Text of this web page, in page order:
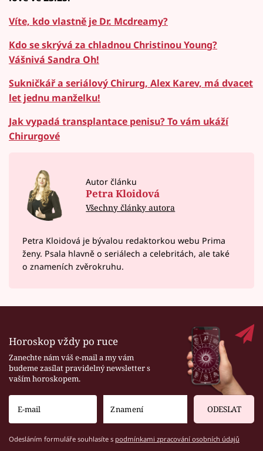
Víte, kdo vlastně je Dr. Mcdreamy?
Kdo se skrývá za chladnou Christinou Young?
Vášnivá Sandra Oh!
Sukničkář a seriálový Chirurg, Alex Karev, má dvacet
let jednu manželku!
Jak vypadá transplantace penisu? To vám ukáží
Chirurgové
Autor článku
Petra Kloidová
Všechny články autora
Petra Kloidová je bývalou redaktorkou webu Prima
ženy. Psala hlavně o seriálech a celebritách, ale také
o znameních zvěrokruhu.
Horoskop vždy po ruce
Zanechte nám váš e-mail a my vám
budeme zasílat pravidelný newsletter s
vaším horoskopem.
ODESLAT
Odesláním formuláře souhlasíte s podmínkami zpracování osobních údajů